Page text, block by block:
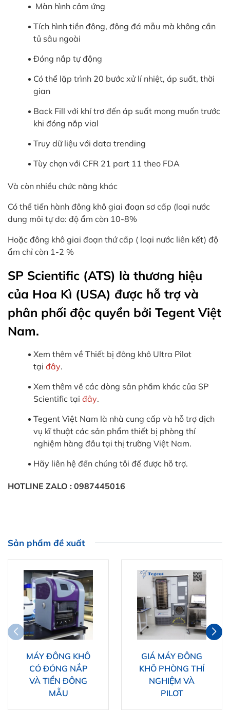
Màn hình cảm ứng
Tích hình tiền đông, đông đá mẫu mà không cần
tủ sâu ngoài
Đóng nắp tự động
Có thể lặp trình 20 bước xử lí nhiệt, áp suất, thời
gian
Back Fill với khí trơ đến áp suất mong muốn trước
khi đóng nắp vial
Truy dữ liệu với data trending
Tùy chọn với CFR 21 part 11 theo FDA
Và còn nhiều chức năng khác
Có thể tiến hành đông khô giai đoạn sơ cấp (loại nước
dung môi tự do: độ ẩm còn 10-8%
Hoặc đông khô giai đoạn thứ cấp ( loại nước liên kết) độ
ẩm chỉ còn 1-2 %
SP Scientific (ATS) là thương hiệu
của Hoa Kì (USA) được hỗ trợ và
phân phối độc quyền bởi Tegent Việt
Nam.
Xem thêm về Thiết bị đông khô Ultra Pilot
tại đây.
Xem thêm về các dòng sản phẩm khác của SP
Scientific tại đây.
Tegent Việt Nam là nhà cung cấp và hỗ trợ dịch
vụ kĩ thuật các sản phẩm thiết bị phòng thí
nghiệm hàng đầu tại thị trường Việt Nam.
Hãy liên hệ đến chúng tôi để được hỗ trợ.
HOTLINE ZALO : 0987445016
Sản phẩm đề xuất
MÁY ĐÔNG KHÔ
CÓ ĐÓNG NẮP
VÀ TIỀN ĐÔNG
MẪU
GIÁ MÁY ĐÔNG
KHÔ PHÒNG THÍ
NGHIỆM VÀ
PILOT